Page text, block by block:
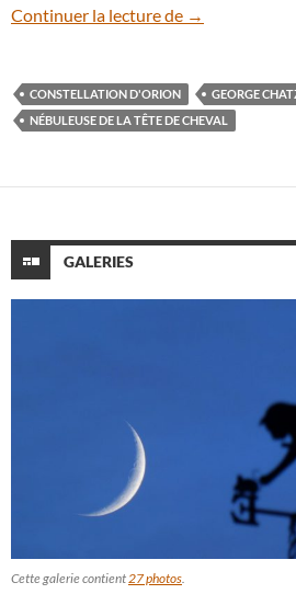
Continuer la lecture de
Zoom sur la
→
CONSTELLATION D'ORION
GEORGE
NÉBULEUSE DE LA TÊTE DE CHEVAL
GALERIES
Cette galerie contient 27 photos